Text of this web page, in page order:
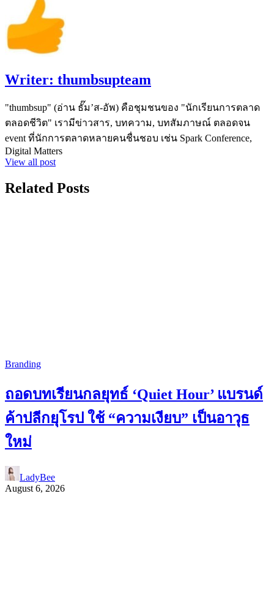
Writer: thumbsupteam
"thumbsup" (อ่าน ธั๊ม’ส-อัพ) คือชุมชนของ "นักเรียนการตลาด
ตลอดชีวิต" เรามีข่าวสาร, บทความ, บทสัมภาษณ์ ตลอดจน
event ที่นักการตลาดหลายคนชื่นชอบ เช่น Spark Conference,
Digital Matters
View all post
Related Posts
Branding
ถอดบทเรียนกลยุทธ์ ‘Quiet Hour’ แบรนด์
ค้าปลีกยุโรป ใช้ “ความเงียบ” เป็นอาวุธ
ใหม่
LadyBee
August 6, 2026